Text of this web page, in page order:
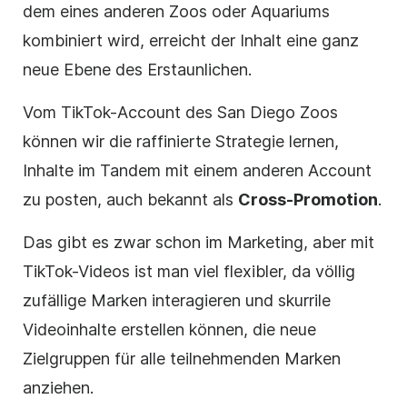
dem eines anderen Zoos oder Aquariums
kombiniert wird, erreicht der Inhalt eine ganz
neue Ebene des Erstaunlichen.
Vom TikTok-Account des San Diego Zoos
können wir die raffinierte Strategie lernen,
Inhalte im Tandem mit einem anderen Account
zu posten, auch bekannt als Cross-Promotion.
Das gibt es zwar schon im Marketing, aber mit
TikTok-Videos ist man viel flexibler, da völlig
zufällige Marken interagieren und skurrile
Videoinhalte erstellen können, die neue
Zielgruppen für alle teilnehmenden Marken
anziehen.